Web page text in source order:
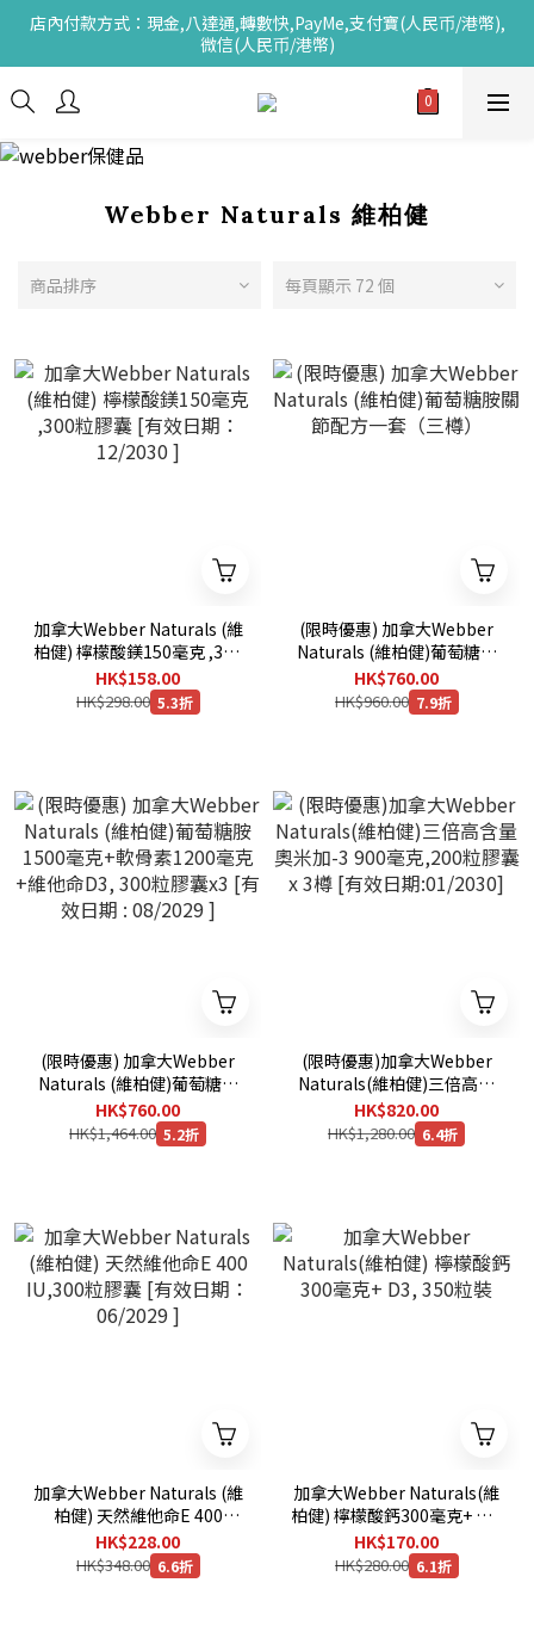
店內付款方式：現金,八達通,轉數快,PayMe,支付寶(人民币/港幣),
微信(人民币/港幣)
Webber Naturals 維柏健
商品排序 每頁顯示 72 個
加拿大Webber Naturals (維
柏健) 檸檬酸鎂150毫克 ,300
粒膠囊 [有效日期：12/2030
]
HK$158.00
HK$298.00 5.3折
(限時優惠) 加拿大Webber
Naturals (維柏健)葡萄糖胺
關節配方一套（三樽）
HK$760.00
HK$960.00 7.9折
(限時優惠) 加拿大Webber
Naturals (維柏健)葡萄糖胺
1500毫克+軟骨素1200毫克
+維他命D3, 300粒膠囊x3
[有效日期 : 08/2029 ]
HK$760.00
HK$1,464.00 5.2折
(限時優惠)加拿大Webber
Naturals(維柏健)三倍高含
量奧米加-3 900毫克,200粒
膠囊 x 3樽 [有效日
期:01/2030]
HK$820.00
HK$1,280.00 6.4折
加拿大Webber Naturals (維
柏健) 天然維他命E 400
IU,300粒膠囊 [有效日期：
06/2029 ]
HK$228.00
HK$348.00 6.6折
加拿大Webber Naturals(維
柏健) 檸檬酸鈣300毫克+ D3,
350粒裝
HK$170.00
HK$280.00 6.1折